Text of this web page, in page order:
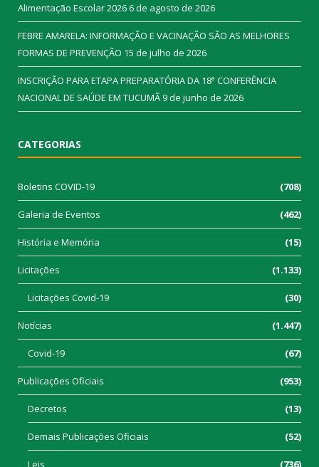
Alimentação Escolar 20266 de agosto de 2026
FEBRE AMARELA: INFORMAÇÃO E VACINAÇÃO SÃO AS MELHORES
FORMAS DE PREVENÇÃO 15 de julho de 2026
INSCRIÇÃO PARA ETAPA PREPARATÓRIA DA 18ª CONFERÊNCIA
NACIONAL DE SAÚDE EM TUCUMÃ9 de junho de 2026
CATEGORIAS
Boletins COVID-19 (708)
Galeria de Eventos (462)
História e Memória (15)
Licitações (1.133)
Licitações Covid-19 (30)
Notícias (1.447)
Covid-19 (67)
Publicações Oficiais (953)
Decretos (13)
Demais Publicações Oficiais (52)
Leis (736)